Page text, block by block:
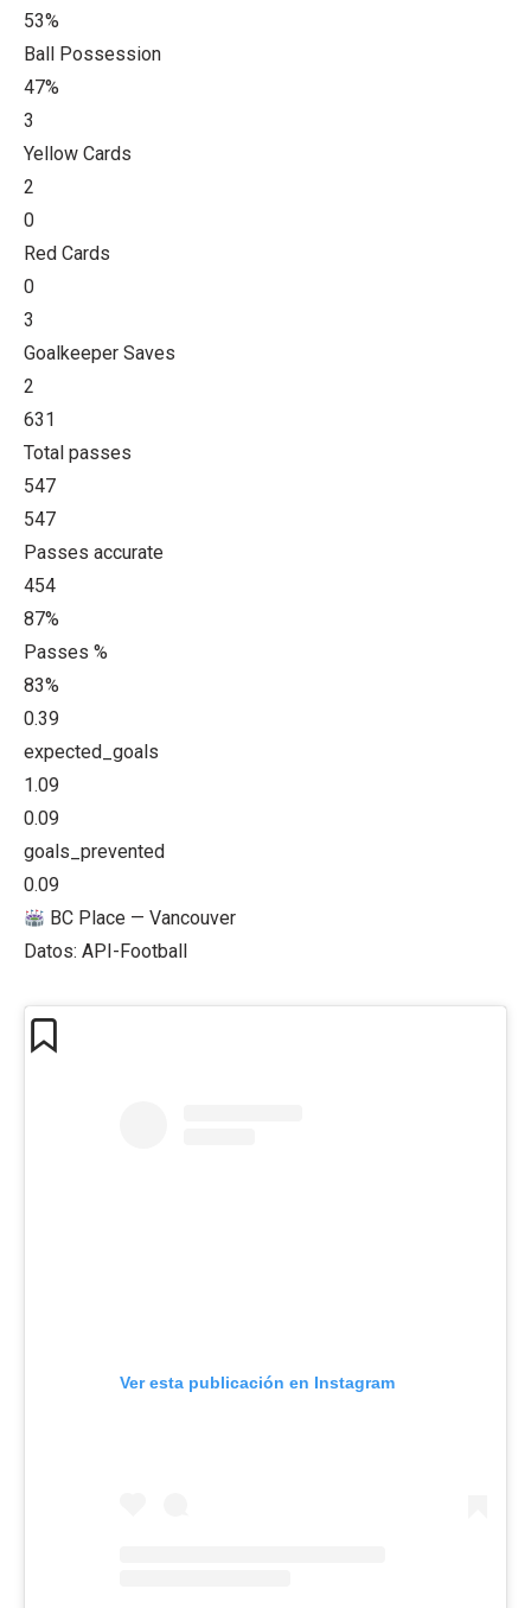
53%
Ball Possession
47%
3
Yellow Cards
2
0
Red Cards
0
3
Goalkeeper Saves
2
631
Total passes
547
547
Passes accurate
454
87%
Passes %
83%
0.39
expected_goals
1.09
0.09
goals_prevented
0.09
BC Place — Vancouver
Datos: API-Football
Ver esta publicación en Instagram